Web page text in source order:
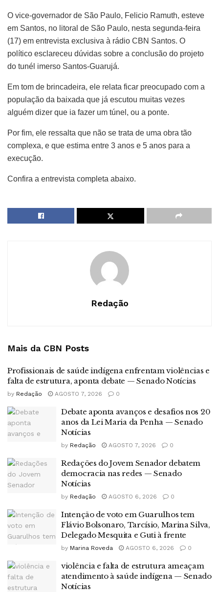
O vice-governador de São Paulo, Felicio Ramuth, esteve
em Santos, no litoral de São Paulo, nesta segunda-feira
(17) em entrevista exclusiva à rádio CBN Santos. O
político esclareceu dúvidas sobre a conclusão do projeto
do tunél imerso Santos-Guarujá.
Em tom de brincadeira, ele relata ficar preocupado com a
população da baixada que já escutou muitas vezes
alguém dizer que ia fazer um túnel, ou a ponte.
Por fim, ele ressalta que não se trata de uma obra tão
complexa, e que estima entre 3 anos e 5 anos para a
execução.
Confira a entrevista completa abaixo.
Redação
Mais da CBN Posts
Profissionais de saúde indígena enfrentam violências e
falta de estrutura, aponta debate — Senado Notícias
by Redação AGOSTO 7, 2026 0
Debate aponta avanços e desafios nos 20
anos da Lei Maria da Penha — Senado
Notícias
by Redação AGOSTO 7, 2026 0
Redações do Jovem Senador debatem
democracia nas redes — Senado
Notícias
by Redação AGOSTO 6, 2026 0
Intenção de voto em Guarulhos tem
Flávio Bolsonaro, Tarcísio, Marina Silva,
Delegado Mesquita e Guti à frente
by Marina Roveda AGOSTO 6, 2026 0
violência e falta de estrutura ameaçam
atendimento à saúde indígena — Senado
Notícias